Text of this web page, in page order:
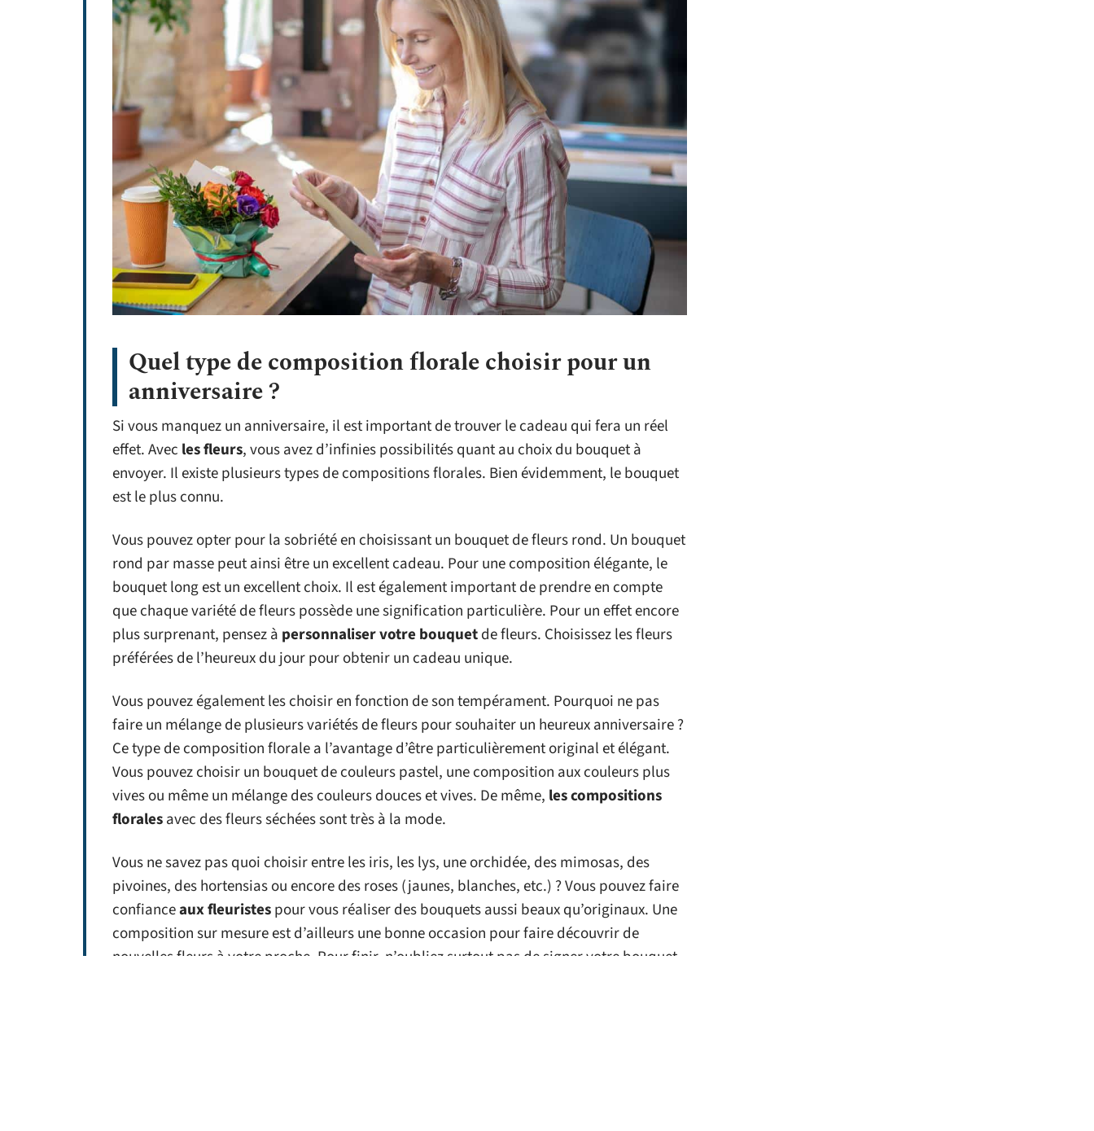
Quel type de composition florale choisir pour un
anniversaire ?
Si vous manquez un anniversaire, il est important de trouver le cadeau qui fera un réel
effet. Avec les fleurs, vous avez d’infinies possibilités quant au choix du bouquet à
envoyer. Il existe plusieurs types de compositions florales. Bien évidemment, le bouquet
est le plus connu.
Vous pouvez opter pour la sobriété en choisissant un bouquet de fleurs rond. Un bouquet
rond par masse peut ainsi être un excellent cadeau. Pour une composition élégante, le
bouquet long est un excellent choix. Il est également important de prendre en compte
que chaque variété de fleurs possède une signification particulière. Pour un effet encore
plus surprenant, pensez à personnaliser votre bouquetde fleurs. Choisissez les fleurs
préférées de l’heureux du jour pour obtenir un cadeau unique.
Vous pouvez également les choisir en fonction de son tempérament. Pourquoi ne pas
faire un mélange de plusieurs variétés de fleurs pour souhaiter un heureux anniversaire ?
Ce type de composition florale a l’avantage d’être particulièrement original et élégant.
Vous pouvez choisir un bouquet de couleurs pastel, une composition aux couleurs plus
vives ou même un mélange des couleurs douces et vives. De même, les compositions
floralesavec des fleurs séchées sont très à la mode.
Vous ne savez pas quoi choisir entre les iris, les lys, une orchidée, des mimosas, des
pivoines, des hortensias ou encore des roses (jaunes, blanches, etc.) ? Vous pouvez faire
confianceaux fleuristespour vous réaliser des bouquets aussi beaux qu’originaux. Une
composition sur mesure est d’ailleurs une bonne occasion pour faire découvrir de
nouvelles fleurs à votre proche. Pour finir, n’oubliez surtout pas de signer votre bouquet